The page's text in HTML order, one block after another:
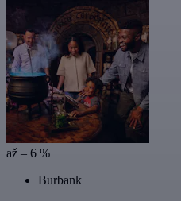
až – 6 %
Burbank